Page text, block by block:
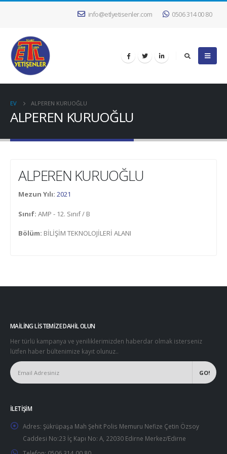
info@etlyetisenler.com 0506 314 00 80
EV ALPEREN KURUOĞLU
ALPEREN KURUOĞLU
ALPEREN KURUOĞLU
Mezun Yılı: 2021
Sınıf: AMP - 12. Sınıf / B
Bölüm: BİLİŞİM TEKNOLOJİLERİ ALANI
MAILING LISTEMIZE DAHIL OLUN
Her türlü kampanya ve yeniliklerimizden haberdar olmak isterseniz
lütfen haber bültenimize kayıt olunuz..
İLETIŞIM
Adres: Şükrüpaşa Mah Şehit Polis Memuru Nefize Çetin Özsoy
Caddesi No:23 İç Kapı No: A, 22030 Edirne Merkez/Edirne